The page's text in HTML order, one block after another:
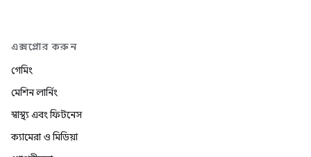
এক্সপ্লোর করুন
গেমিং
মেশিন লার্নিং
স্বাস্থ্য এবং ফিটনেস
ক্যামেরা ও মিডিয়া